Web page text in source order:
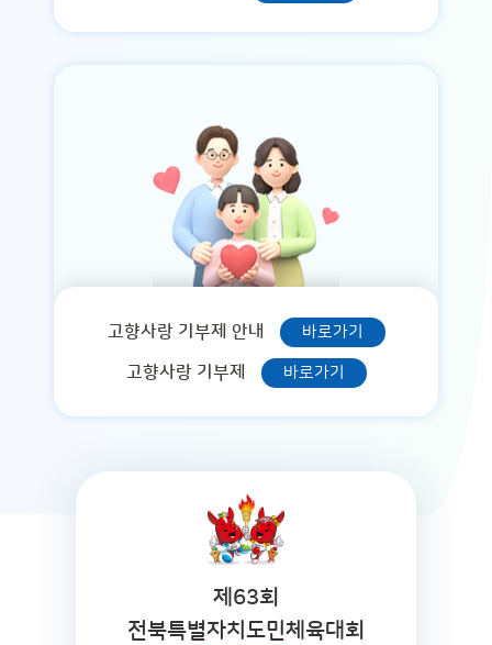
고향사랑 기부제 안내 바로가기
고향사랑 기부제 바로가기
제63회
전북특별자치도민체육대회